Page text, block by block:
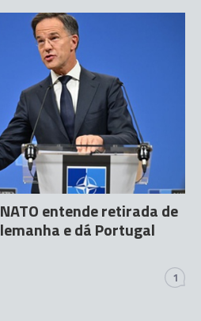
entende retirada de
e dá Portugal
1